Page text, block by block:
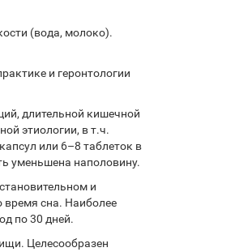
(вода, молоко).
и геронтологии
длительной кишечной
этиологии, в т.ч.
или 6–8 таблеток в
уменьшена наполовину.
и
время сна. Наиболее
по 30 дней.
Целесообразен